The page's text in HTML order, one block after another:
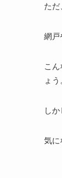
た
網戸
こ
ょう
し
気に